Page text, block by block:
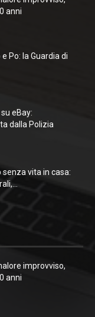
anni
Po: la Guardia di
eBay:
dalla Polizia
vita in casa:
improvviso,
anni